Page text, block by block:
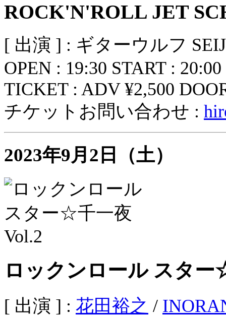
ROCK'N'ROLL JET
[ 出演 ] : ギターウルフ
OPEN : 19:30 START : 20:00
TICKET : ADV ¥2,500
チケットお問い合わせ :
2023年9月2日（土）
ロックンロール スター
[ 出演 ] : 花田裕之 /